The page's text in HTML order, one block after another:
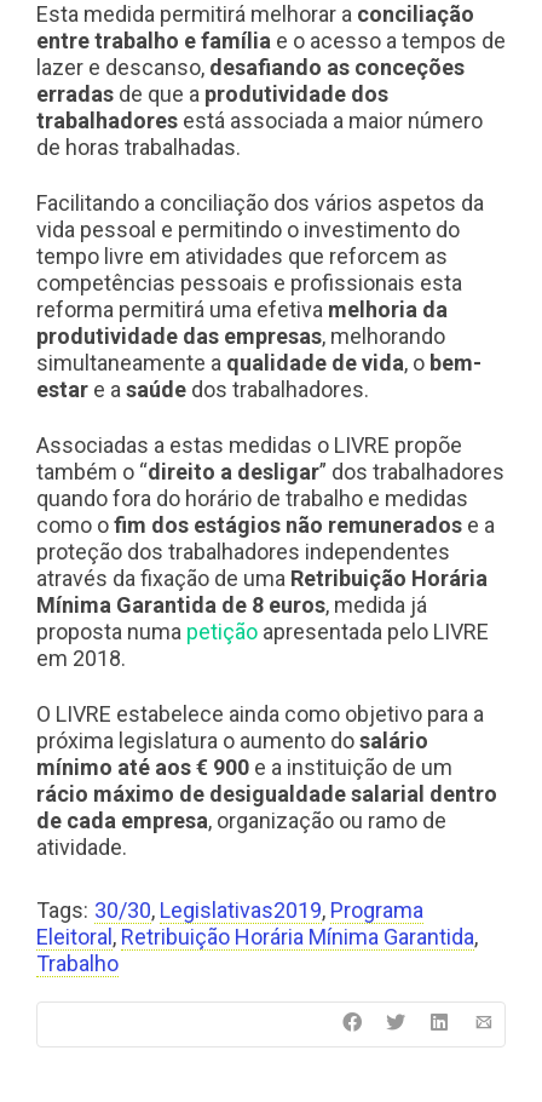
Esta medida permitirá melhorar a conciliação
entre trabalho e família e o acesso a tempos de
lazer e descanso, desafiando as conceções
erradas de que a produtividade dos
trabalhadores está associada a maior número
de horas trabalhadas.
Facilitando a conciliação dos vários aspetos da
vida pessoal e permitindo o investimento do
tempo livre em atividades que reforcem as
competências pessoais e profissionais esta
reforma permitirá uma efetiva melhoria da
produtividade das empresas, melhorando
simultaneamente a qualidade de vida, o bem-
estar e a saúde dos trabalhadores.
Associadas a estas medidas o LIVRE propõe
também o “direito a desligar” dos trabalhadores
quando fora do horário de trabalho e medidas
como ofim dos estágios não remunerados e a
proteção dos trabalhadores independentes
através da fixação de uma Retribuição Horária
Mínima Garantida de 8 euros, medida já
proposta numa petição apresentada pelo LIVRE
em 2018.
O LIVRE estabelece ainda como objetivo para a
próxima legislatura o aumento dosalário
mínimo até aos € 900 e a instituição de um
rácio máximo de desigualdadesalarial dentro
de cada empresa, organização ou ramo de
atividade.
Tags: 30/30, Legislativas2019, Programa
Eleitoral , Retribuição Horária Mínima Garantida,
Trabalho